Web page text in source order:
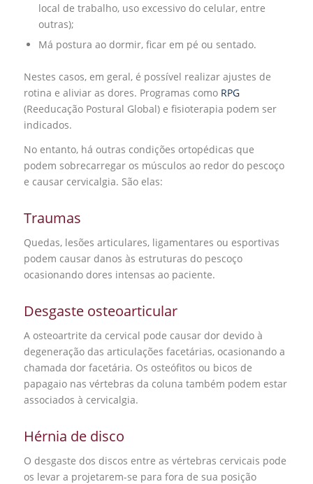
local de trabalho, uso excessivo do celular, entre
outras);
Má postura ao dormir, ficar em pé ou sentado.
Nestes casos, em geral, é possível realizar ajustes de
rotina e aliviar as dores. Programas como RPG
(Reeducação Postural Global) e fisioterapia podem ser
indicados.
No entanto, há outras condições ortopédicas que
podem sobrecarregar os músculos ao redor do pescoço
e causar cervicalgia. São elas:
Traumas
Quedas, lesões articulares, ligamentares ou esportivas
podem causar danos às estruturas do pescoço
ocasionando dores intensas ao paciente.
Desgaste osteoarticular
A osteoartrite da cervical pode causar dor devido à
degeneração das articulações facetárias, ocasionando a
chamada dor facetária. Os osteófitos ou bicos de
papagaio nas vértebras da coluna também podem estar
associados à cervicalgia.
Hérnia de disco
O desgaste dos discos entre as vértebras cervicais pode
os levar a projetarem-se para fora de sua posição